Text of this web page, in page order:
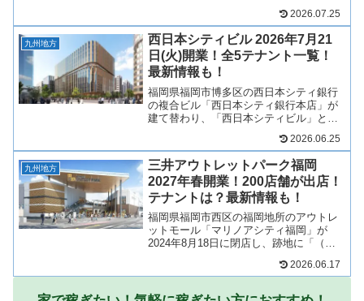
ます！天神ビッグバンを牽引してきた
「天神ビジネスセンター」の第2期プロジ
ェクトで、高層...
2026.07.25
九州地方
西日本シティビル 2026年7月21
日(火)開業！全5テナント一覧！
最新情報も！
福岡県福岡市博多区の西日本シティ銀行
の複合ビル「西日本シティ銀行本店」が
建て替わり、「西日本シティビル」とし
す！オフィス、商業施設の複合ビルとな
り、地下1階~1階は商業施設となる予定
で複数店舗が出...
2026.06.25
九州地方
三井アウトレットパーク福岡
2027年春開業！200店舗が出店！
テナントは？最新情報も！
福岡県福岡市西区の福岡地所のアウトレ
ットモール「マリノアシティ福岡」が
2024年8月18日に閉店し、跡地に「（仮
て2027年春に開業予定です！マリノアシ
とともに、一部...
2026.06.17